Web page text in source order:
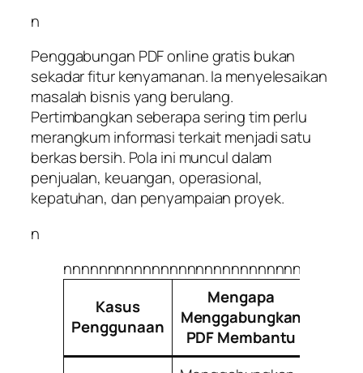
n
Penggabungan PDF online gratis bukan
sekadar fitur kenyamanan. Ia menyelesaikan
masalah bisnis yang berulang.
Pertimbangkan seberapa sering tim perlu
merangkum informasi terkait menjadi satu
berkas bersih. Pola ini muncul dalam
penjualan, keuangan, operasional,
kepatuhan, dan penyampaian proyek.
n
nnnnnnnnnnnnnnnnnnnnnnnnnnnnnnnnn
Kasus
Penggunaan
Mengapa
Menggabungkan
PDF Membantu